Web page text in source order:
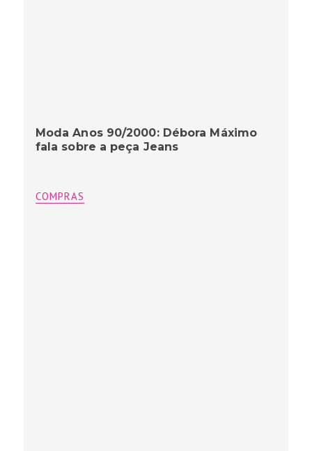
Moda Anos 90/2000: Débora Máximo
fala sobre a peça Jeans
COMPRAS